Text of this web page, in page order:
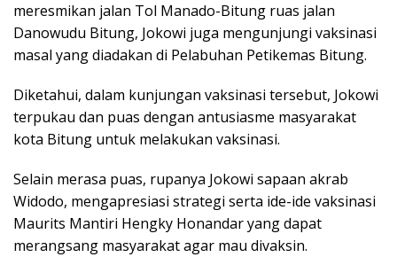
meresmikan jalan Tol Manado-Bitung ruas jalan
Danowudu Bitung, Jokowi juga mengunjungi vaksinasi
masal yang diadakan di Pelabuhan Petikemas Bitung.
Diketahui, dalam kunjungan vaksinasi tersebut, Jokowi
terpukau dan puas dengan antusiasme masyarakat
kota Bitung untuk melakukan vaksinasi.
Selain merasa puas, rupanya Jokowi sapaan akrab
Widodo, mengapresiasi strategi serta ide-ide vaksinasi
Maurits Mantiri Hengky Honandar yang dapat
merangsang masyarakat agar mau divaksin.